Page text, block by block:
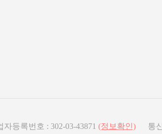
록번호 : 302-03-43871 (정보확인) 통신